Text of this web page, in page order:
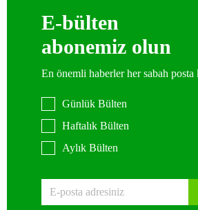
E-bülten
abonemiz olun
En önemli haberler her sabah
Günlük Bülten
Haftalık Bülten
Aylık Bülten